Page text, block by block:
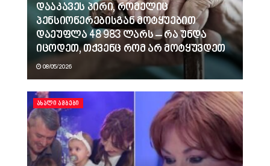
დააკავეს პირი, რომელიც
პენსიონერებისგან მოტყუებით
დაეუფლა 48 983 ლარს – რა უნდა
იცოდეთ, თქვენც რომ არ მოტყუვდეთ
08/05/2026
ᲐᲮᲐᲚᲘ ᲐᲛᲑᲔᲑᲘ